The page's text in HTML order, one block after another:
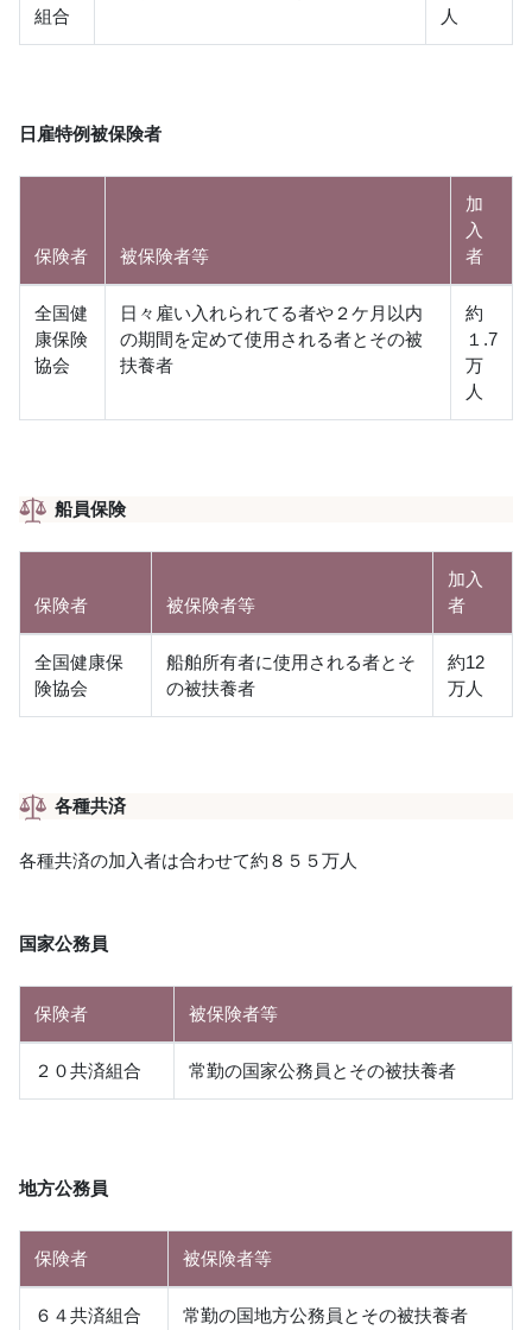
組合
人
日雇特例被保険者
保険者 被保険者等
加
入
者
全国健
康保険
協会
日々雇い入れられてる者や２ケ月以内
の期間を定めて使用される者とその被
扶養者
約
１.7
万
人
船員保険
保険者 被保険者等
加入
者
全国健康保
険協会
船舶所有者に使用される者とそ
の被扶養者
約12
万人
各種共済
各種共済の加入者は合わせて約８５５万人
国家公務員
保険者 被保険者等
２０共済組合 常勤の国家公務員とその被扶養者
地方公務員
保険者 被保険者等
６４共済組合 常勤の国地方公務員とその被扶養者